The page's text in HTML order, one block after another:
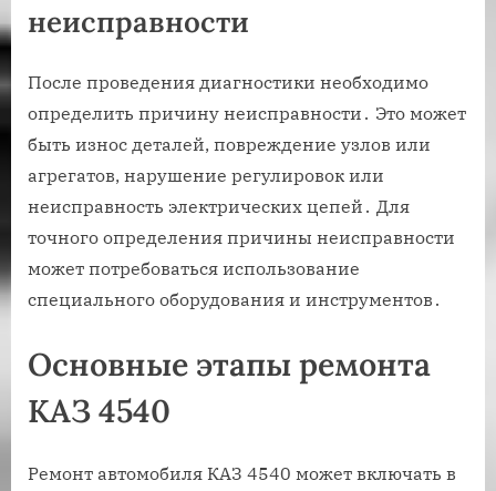
неисправности
После проведения диагностики необходимо
определить причину неисправности․ Это может
быть износ деталей, повреждение узлов или
агрегатов, нарушение регулировок или
неисправность электрических цепей․ Для
точного определения причины неисправности
может потребоваться использование
специального оборудования и инструментов․
Основные этапы ремонта
КАЗ 4540
Ремонт автомобиля КАЗ 4540 может включать в